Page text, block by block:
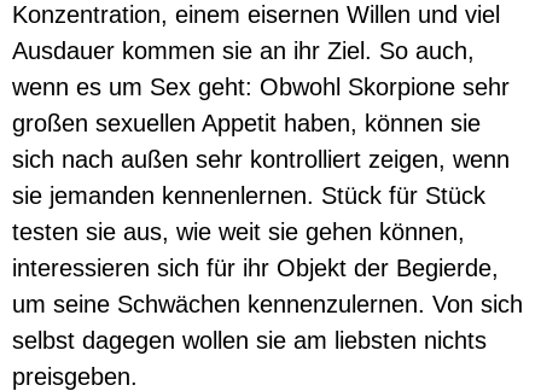
Konzentration, einem eisernen Willen und viel
Ausdauer kommen sie an ihr Ziel. So auch,
wenn es um Sex geht: Obwohl Skorpione sehr
großen sexuellen Appetit haben, können sie
sich nach außen sehr kontrolliert zeigen, wenn
sie jemanden kennenlernen. Stück für Stück
testen sie aus, wie weit sie gehen können,
interessieren sich für ihr Objekt der Begierde,
um seine Schwächen kennenzulernen. Von sich
selbst dagegen wollen sie am liebsten nichts
preisgeben.